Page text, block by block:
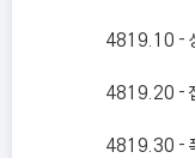
4819.10 -
4819.20 -
4819.30 -